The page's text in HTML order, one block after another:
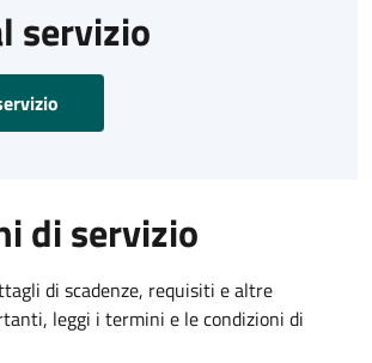
servizio
di servizio
di scadenze, requisiti e altre
leggi i termini e le condizioni di